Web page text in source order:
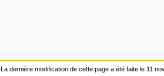
La dernière modification de cette page a été faite le 11